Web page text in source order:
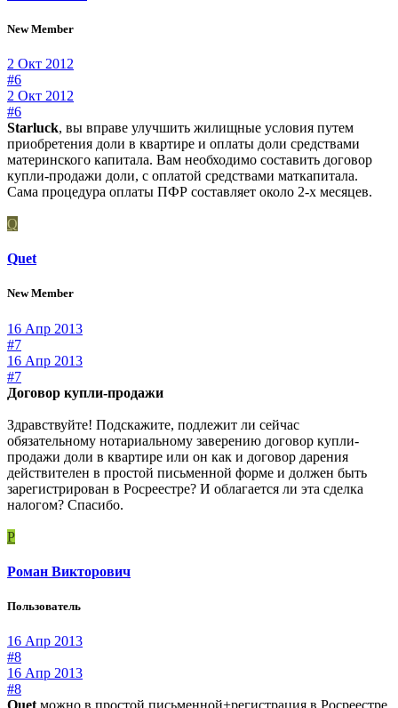
New Member
2 Окт 2012
#6
2 Окт 2012
#6
Starluck, вы вправе улучшить жилищные условия путем
приобретения доли в квартире и оплаты доли средствами
материнского капитала. Вам необходимо составить договор
купли-продажи доли, с оплатой средствами маткапитала.
Сама процедура оплаты ПФР составляет около 2-х месяцев.
Q
Quet
New Member
16 Апр 2013
#7
16 Апр 2013
#7
Договор купли-продажи
Здравствуйте! Подскажите, подлежит ли сейчас
обязательному нотариальному заверению договор купли-
продажи доли в квартире или он как и договор дарения
действителен в простой письменной форме и должен быть
зарегистрирован в Росреестре? И облагается ли эта сделка
налогом? Спасибо.
Р
Роман Викторович
Пользователь
16 Апр 2013
#8
16 Апр 2013
#8